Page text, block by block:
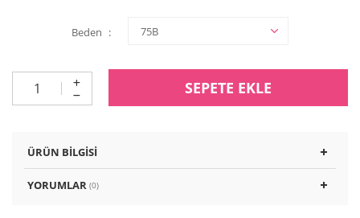
Beden
SEPETE EKLE
ÜRÜN BILGISI
YORUMLAR (0)